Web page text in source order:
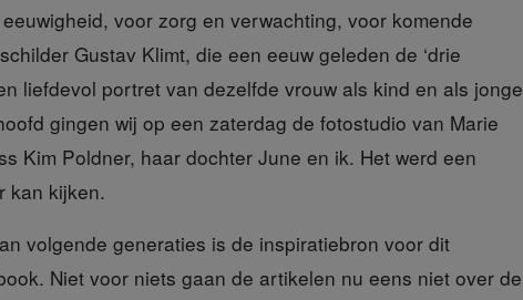
voor zorg en verwachting, voor komende
Gustav Klimt, die een eeuw geleden de ‘drie
liefdevol portret van dezelfde vrouw als kind en als jonge
gingen wij op een zaterdag de fotostudio van Marie
Kim Poldner, haar dochter June en ik. Het werd een
kan kijken.
volgende generaties is de inspiratiebron voor dit
Niet voor niets gaan de artikelen nu eens niet over de